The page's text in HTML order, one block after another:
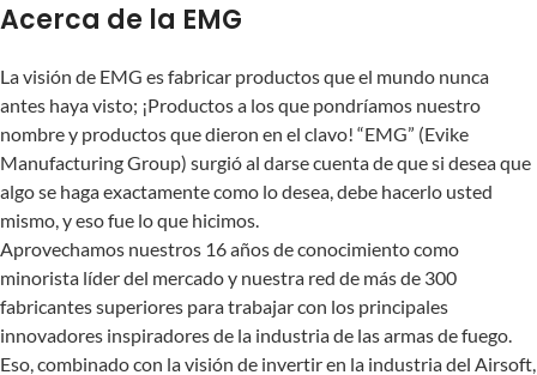
Acerca de la EMG
La visión de EMG es fabricar productos que el mundo nunca
antes haya visto; ¡Productos a los que pondríamos nuestro
nombre y productos que dieron en el clavo! “EMG” (Evike
Manufacturing Group) surgió al darse cuenta de que si desea que
algo se haga exactamente como lo desea, debe hacerlo usted
mismo, y eso fue lo que hicimos.
Aprovechamos nuestros 16 años de conocimiento como
minorista líder del mercado y nuestra red de más de 300
fabricantes superiores para trabajar con los principales
innovadores inspiradores de la industria de las armas de fuego.
Eso, combinado con la visión de invertir en la industria del Airsoft,